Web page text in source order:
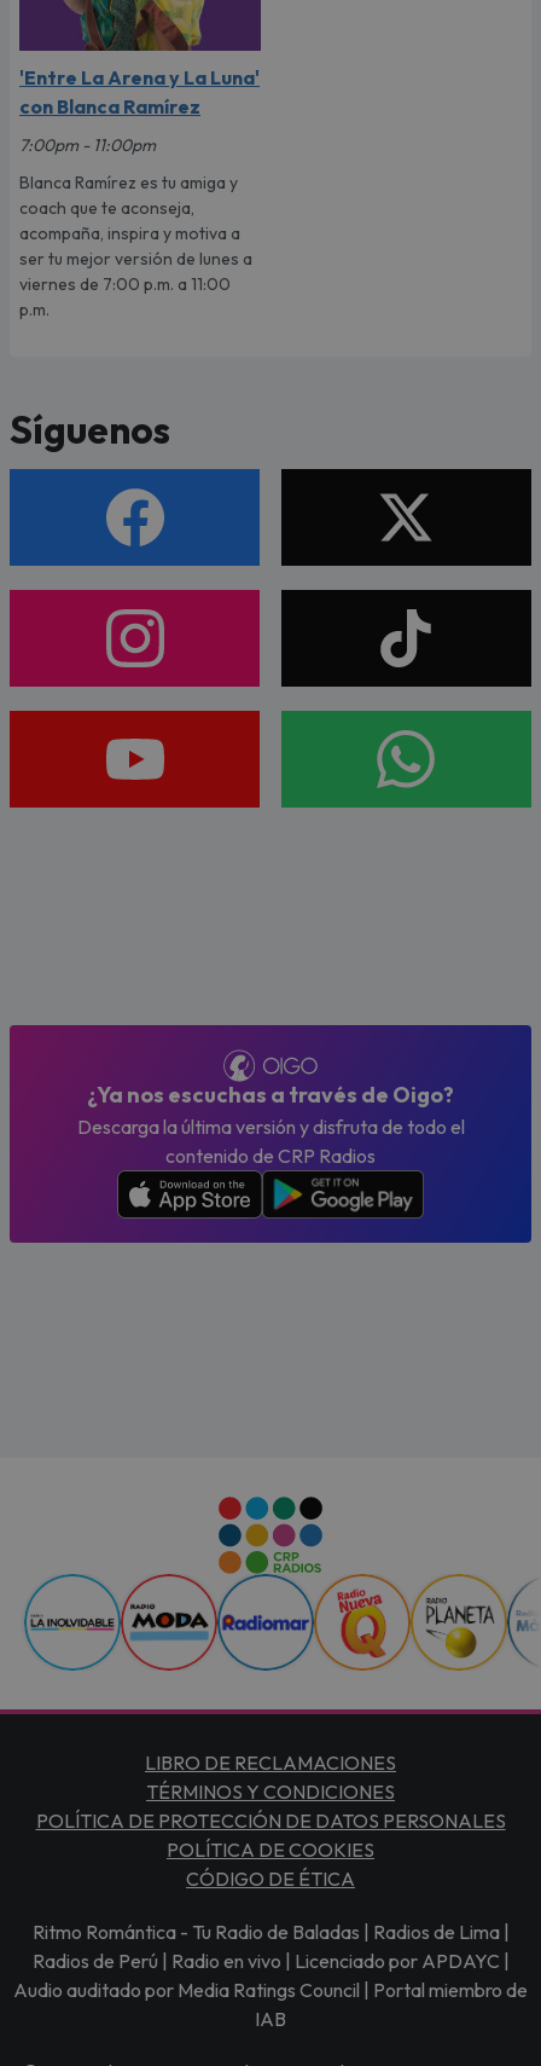
'Entre La Arena y La Luna'
con Blanca Ramírez
7:00pm - 11:00pm
Blanca Ramírez es tu amiga y
coach que te aconseja,
acompaña, inspira y motiva a
ser tu mejor versión de lunes a
viernes de 7:00 p.m. a 11:00
p.m.
Síguenos
¿Ya nos escuchas a través de Oigo?
Descarga la última versión y disfruta de todo el
contenido de CRP Radios
LIBRO DE RECLAMACIONES
TÉRMINOS Y CONDICIONES
POLÍTICA DE PROTECCIÓN DE DATOS PERSONALES
POLÍTICA DE COOKIES
CÓDIGO DE ÉTICA
Ritmo Romántica - Tu Radio de Baladas | Radios de Lima |
Radios de Perú | Radio en vivo | Licenciado por APDAYC |
Audio auditado por Media Ratings Council | Portal miembro de
IAB